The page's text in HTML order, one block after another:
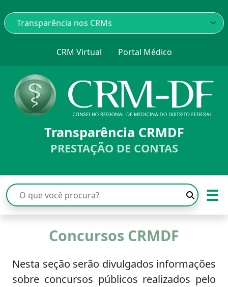
CRM Virtual Portal Médico
Transparência CRMDF
PRESTAÇÃO DE CONTAS
☰
Concursos CRMDF
Nesta seção serão divulgados informações
sobre concursos públicos realizados pelo